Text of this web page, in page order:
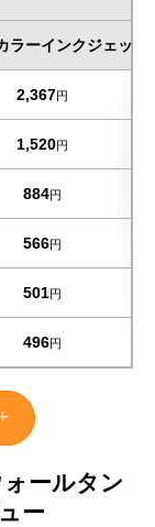
ラーインクジェット
2,367円
1,520円
884円
566円
501円
496円
ールタン
ー